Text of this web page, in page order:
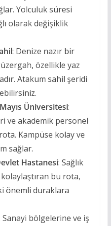
Yolculuk süresi
olarak değişiklik
: Denize nazır bir
özellikle yaz
Atakum sahil şeridi
Üniversitesi:
ve akademik personel
Kampüse kolay ve
sağlar.
Hastanesi: Sağlık
bu rota,
önemli duraklara
Sanayi bölgelerine ve iş